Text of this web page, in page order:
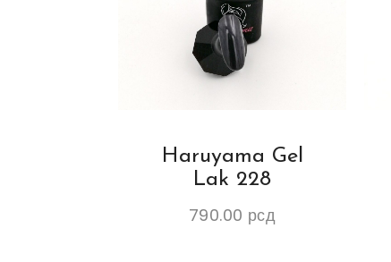
Haruyama Gel
Lak 228
790.00 рсд